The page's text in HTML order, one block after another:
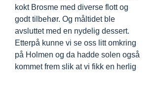
kokt Brosme med diverse flott og
godt tilbehør. Og måltidet ble
avsluttet med en nydelig dessert.
Etterpå kunne vi se oss litt omkring
på Holmen og da hadde solen også
kommet frem slik at vi fikk en herlig